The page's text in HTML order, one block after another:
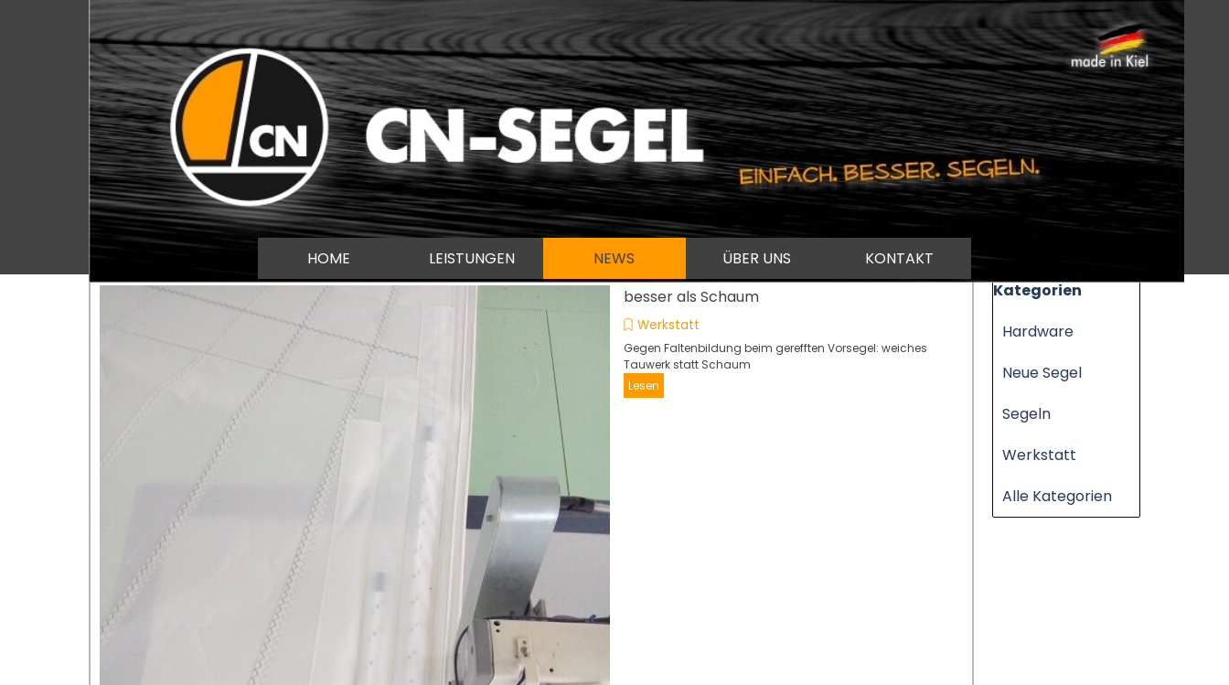
Menü überspringen
HOME LEISTUNGEN NEWS ÜBER UNS
KONTAKT
besser als Schaum
Werkstatt
Gegen Faltenbildung beim gerefften Vorsegel: weiches
Tauwerk statt Schaum
Lesen
Block überspringen Kategorien
Kategorien
Hardware
Neue Segel
Segeln
Werkstatt
Alle Kategorien